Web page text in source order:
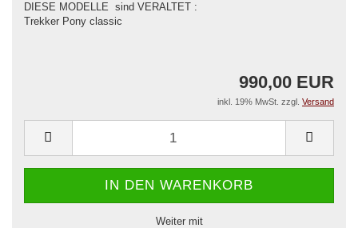
DIESE MODELLE sind VERALTET :
Trekker Pony classic
990,00 EUR
inkl. 19% MwSt. zzgl. Versand
Weiter mit